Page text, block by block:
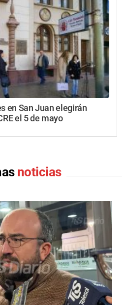
en San Juan elegirán
el 5 de mayo
noticias